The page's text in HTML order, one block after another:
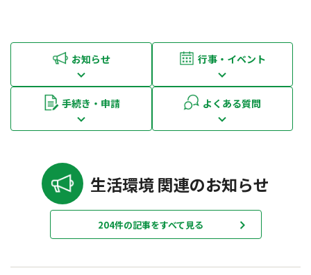
お知らせ 行事・イベント
手続き・申請 よくある質問
生活環境 関連のお知らせ
204件の記事をすべて見る